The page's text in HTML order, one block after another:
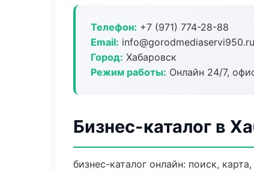
Телефон: +7 (971) 774-28-88
Email: info@gorodmediaservi950.ru
Город: Хабаровск
Режим работы: Онлайн 24/7,
Бизнес-каталог в
бизнес-каталог онлайн: поиск,